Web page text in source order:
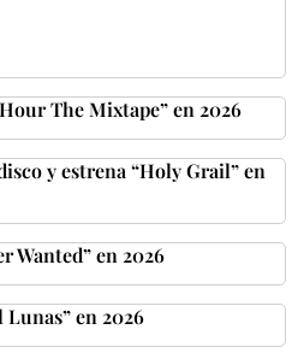
The Mixtape” en 2026
y estrena “Holy Grail” en
Wanted” en 2026
en 2026